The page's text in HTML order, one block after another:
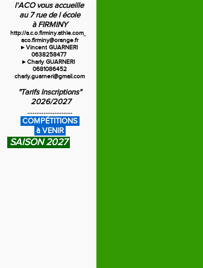
l'ACO vous accueille
au 7 rue de l école
à FIRMINY
http://a.c.o.firminy.athle.com
aco.firminy@orange.fr
►Vincent GUARNERI
0638258477
►Charly GUARNERI
0681086452
charly.guarneri@gmail.com
"Tarifs Inscriptions"
2026/2027
.........................
COMPÉTITIONS
à VENIR
SAISON 2027